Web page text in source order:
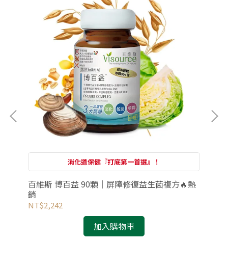
消化道保健『打底第一首選』！
百維斯 博百益 90顆｜屏障修復益生菌複方🔥熱
銷
NT$2,242
加入購物車